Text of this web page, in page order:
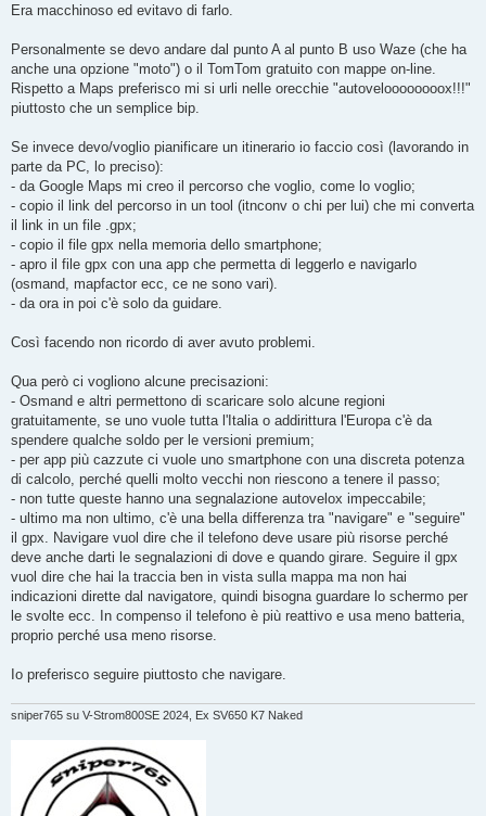
Era macchinoso ed evitavo di farlo.
Personalmente se devo andare dal punto A al punto B uso Waze (che ha
anche una opzione "moto") o il TomTom gratuito con mappe on-line.
Rispetto a Maps preferisco mi si urli nelle orecchie "autoveloooooooox!!!"
piuttosto che un semplice bip.
Se invece devo/voglio pianificare un itinerario io faccio così (lavorando in
parte da PC, lo preciso):
- da Google Maps mi creo il percorso che voglio, come lo voglio;
- copio il link del percorso in un tool (itnconv o chi per lui) che mi converta
il link in un file .gpx;
- copio il file gpx nella memoria dello smartphone;
- apro il file gpx con una app che permetta di leggerlo e navigarlo
(osmand, mapfactor ecc, ce ne sono vari).
- da ora in poi c'è solo da guidare.
Così facendo non ricordo di aver avuto problemi.
Qua però ci vogliono alcune precisazioni:
- Osmand e altri permettono di scaricare solo alcune regioni
gratuitamente, se uno vuole tutta l'Italia o addirittura l'Europa c'è da
spendere qualche soldo per le versioni premium;
- per app più cazzute ci vuole uno smartphone con una discreta potenza
di calcolo, perché quelli molto vecchi non riescono a tenere il passo;
- non tutte queste hanno una segnalazione autovelox impeccabile;
- ultimo ma non ultimo, c'è una bella differenza tra "navigare" e "seguire"
il gpx. Navigare vuol dire che il telefono deve usare più risorse perché
deve anche darti le segnalazioni di dove e quando girare. Seguire il gpx
vuol dire che hai la traccia ben in vista sulla mappa ma non hai
indicazioni dirette dal navigatore, quindi bisogna guardare lo schermo per
le svolte ecc. In compenso il telefono è più reattivo e usa meno batteria,
proprio perché usa meno risorse.
Io preferisco seguire piuttosto che navigare.
sniper765 su V-Strom800SE 2024, Ex SV650 K7 Naked